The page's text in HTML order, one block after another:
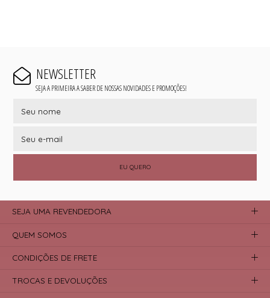
NEWSLETTER
SEJA A PRIMEIRA A SABER DE NOSSAS NOVIDADES E PROMOÇÕES!
EU QUERO
SEJA UMA REVENDEDORA
QUEM SOMOS
CONDIÇÕES DE FRETE
TROCAS E DEVOLUÇÕES